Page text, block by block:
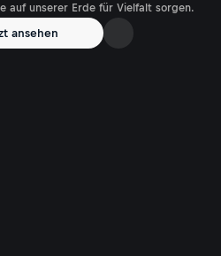
auf unserer Erde für Vielfalt sorgen.
ansehen